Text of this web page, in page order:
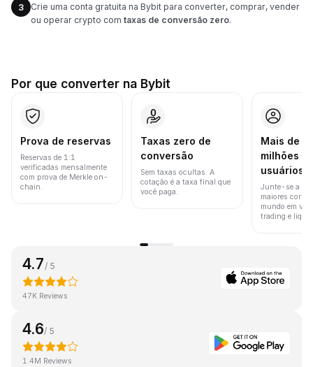
3
Crie uma conta gratuita na Bybit para converter, comprar, vender
ou operar crypto com taxas de conversão zero.
Por que converter na Bybit
Prova de reservas
Reservas de 1:1
verificadas mensalmente
com prova de Merkle on-
chain.
Taxas zero de
conversão
Sem taxas ocultas. A
cotação é a taxa final que
você paga.
Mais de
milhões
usuários
Junte-se a
maiores
mundo em
trading e
4.7 / 5
47K Reviews
4.6/ 5
1.4M Reviews